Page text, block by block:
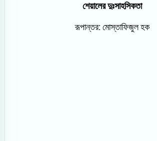
শেয়ালের দুঃসাহসিকতা
রূপান্তর: মোস্তাফিজুল হক